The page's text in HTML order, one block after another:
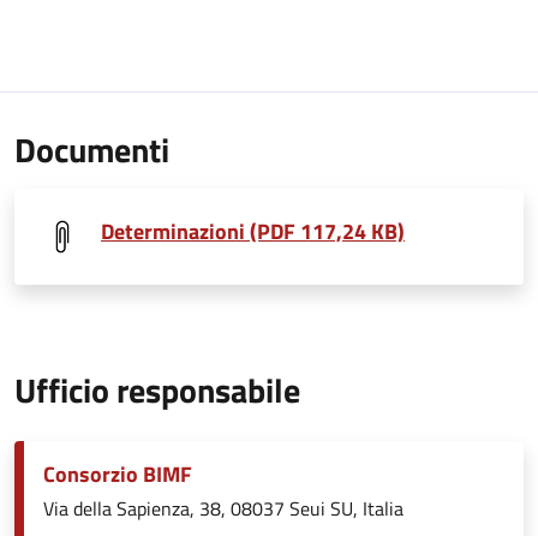
Documenti
Determinazioni (PDF 117,24 KB)
Ufficio responsabile
Consorzio BIMF
Via della Sapienza, 38, 08037 Seui SU, Italia